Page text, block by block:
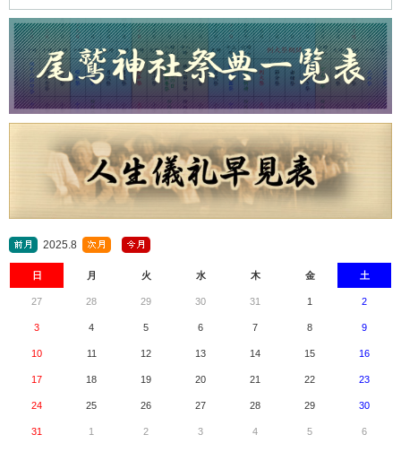
2025.8
日 月 火 水 木 金 土
27 28 29 30 31 1 2
3 4 5 6 7 8 9
10 11 12 13 14 15 16
17 18 19 20 21 22 23
24 25 26 27 28 29 30
31 1 2 3 4 5 6